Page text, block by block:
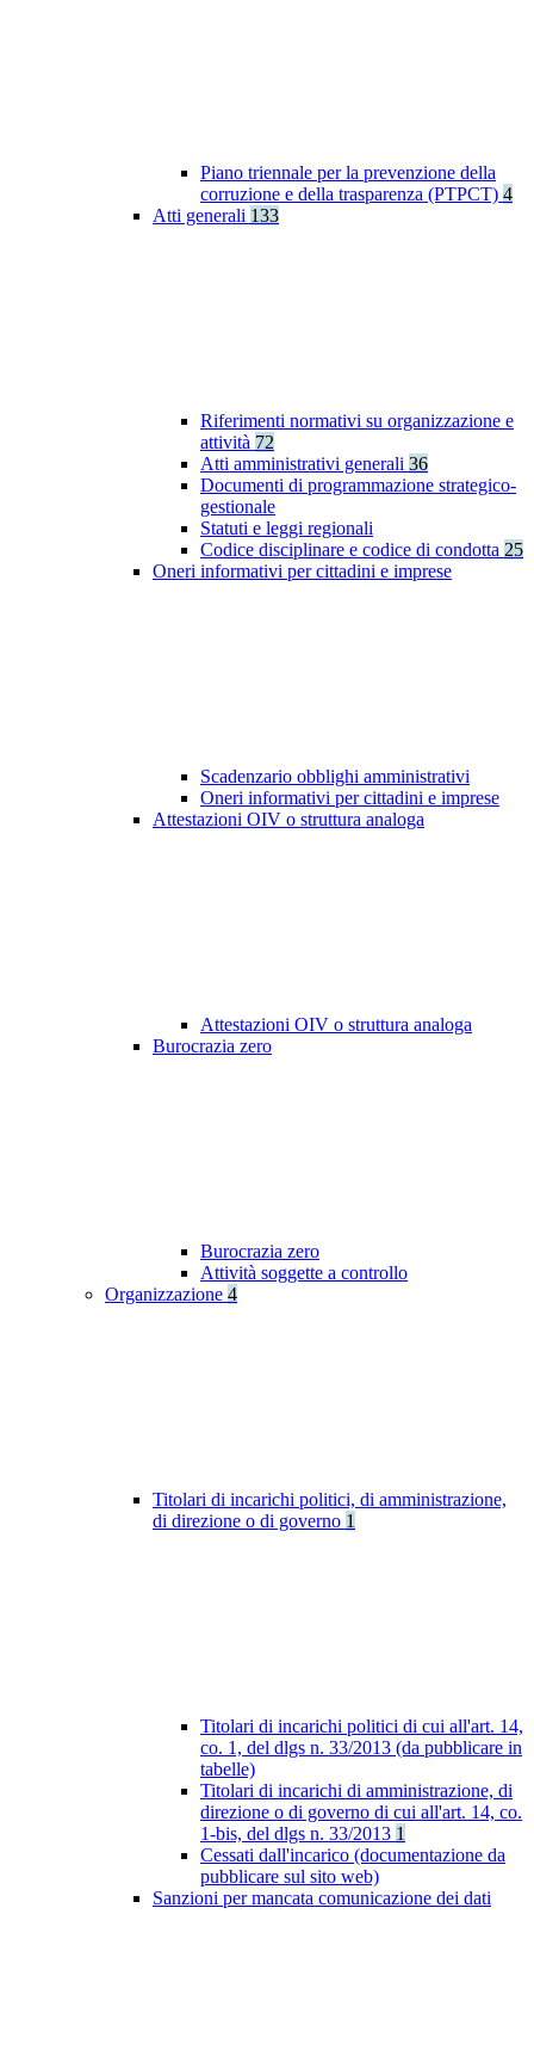
Piano triennale per la prevenzione della
corruzione e della trasparenza (PTPCT) 4
Atti generali 133
Riferimenti normativi su organizzazione e
attività 72
Atti amministrativi generali 36
Documenti di programmazione strategico-
gestionale
Statuti e leggi regionali
Codice disciplinare e codice di condotta 25
Oneri informativi per cittadini e imprese
Scadenzario obblighi amministrativi
Oneri informativi per cittadini e imprese
Attestazioni OIV o struttura analoga
Attestazioni OIV o struttura analoga
Burocrazia zero
Burocrazia zero
Attività soggette a controllo
Organizzazione 4
Titolari di incarichi politici, di amministrazione,
di direzione o di governo 1
Titolari di incarichi politici di cui all'art. 14,
co. 1, del dlgs n. 33/2013 (da pubblicare in
tabelle)
Titolari di incarichi di amministrazione, di
direzione o di governo di cui all'art. 14, co.
1-bis, del dlgs n. 33/2013 1
Cessati dall'incarico (documentazione da
pubblicare sul sito web)
Sanzioni per mancata comunicazione dei dati